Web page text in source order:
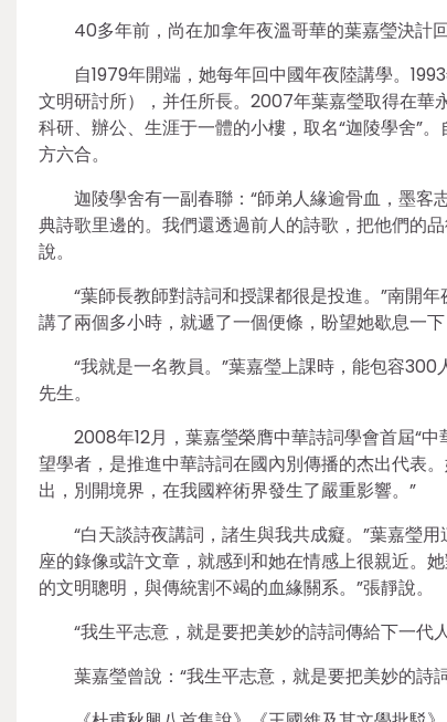
40多年前，尚在加拿年夜溫哥華的葉嘉瑩決計回
自1979年開端，她每年回中國年夜陸講學。
文明研討所），并任所長。2007年葉嘉瑩取得在華
科研、辦公、生涯于一體的小樓，取名“迦陵學舍”
方六合。
迦陵學舍有一副春聯：“師弟人緣逾骨血，墨客
典詩歌里邊的。我們還透過前人的詩歌，把他們的
說。
“葉師長教師對詩詞和授課都很是投進。”南開
講了兩個多小時，就遞了一個便條，盼望她歇息一下
“我就是一名教員。”葉嘉瑩上課時，能包容
先生。
2008年12月，葉嘉瑩榮膺中華詩詞學會首屆“
望學者，是推進中華詩詞在國內別傳播的杰出代表
出，別開境界，在我國粹術界發生了嚴重影響。”
“白天談詩夜講詞，諸生與我共成癡。”葉嘉瑩
座的錄像或許文章，就感到和她在情感上很親近。
的文明聰明，與傳統割不竭的血緣關系。”張靜說。
“我生平志意，就是要把美妙的詩詞傳給下一代
葉嘉瑩曾說：“我生平志意，就是要把美妙的詩